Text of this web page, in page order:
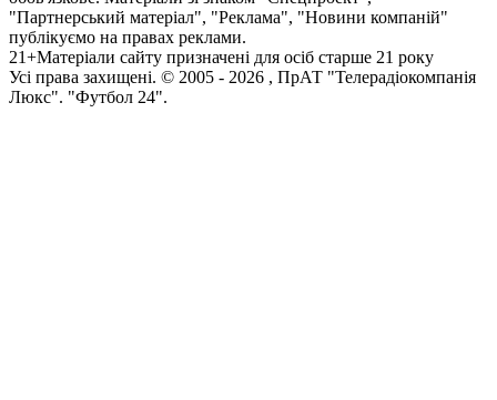
"Партнерський матеріал", "Реклама", "Новини компаній"
публікуємо на правах реклами.
21+Матеріали сайту призначені для осіб старше 21 року
Усi права захищенi. © 2005 - 2026 , ПрАТ "Телерадіокомпанія
Люкс". "Футбол 24".